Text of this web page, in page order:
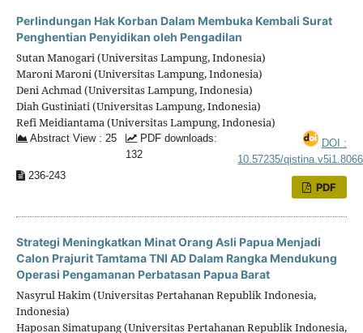
Perlindungan Hak Korban Dalam Membuka Kembali Surat
Penghentian Penyidikan oleh Pengadilan
Sutan Manogari (Universitas Lampung, Indonesia)
Maroni Maroni (Universitas Lampung, Indonesia)
Deni Achmad (Universitas Lampung, Indonesia)
Diah Gustiniati (Universitas Lampung, Indonesia)
Refi Meidiantama (Universitas Lampung, Indonesia)
Abstract View : 25
PDF downloads:
132
DOI :
10.57235/qistina.v5i1.8066
236-243
PDF
Strategi Meningkatkan Minat Orang Asli Papua Menjadi
Calon Prajurit Tamtama TNI AD Dalam Rangka Mendukung
Operasi Pengamanan Perbatasan Papua Barat
Nasyrul Hakim (Universitas Pertahanan Republik Indonesia,
Indonesia)
Haposan Simatupang (Universitas Pertahanan Republik Indonesia,